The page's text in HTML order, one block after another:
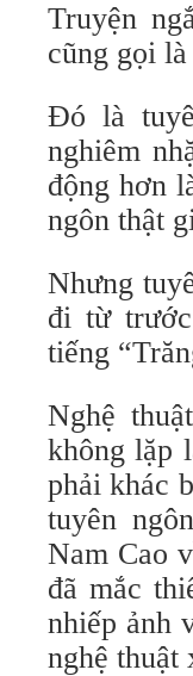
Truyện
cũng gọi
Đó là
nghiêm
động hơn
ngôn thật
Nhưng
đi từ
tiếng
Nghệ
không lặp
phải khác
tuyên
Nam Cao
đã mắc
nhiếp ảnh
nghệ thuật